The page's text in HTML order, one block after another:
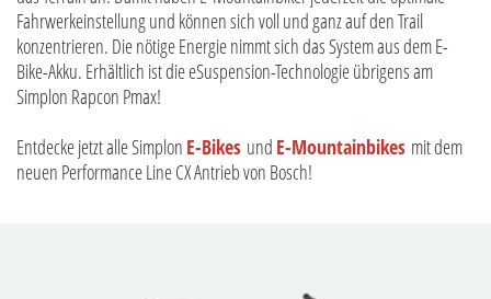
Fahrwerkeinstellung und können sich voll und ganz auf den Trail
konzentrieren. Die nötige Energie nimmt sich das System aus dem E-
Bike-Akku. Erhältlich ist die eSuspension-Technologie übrigens am
Simplon Rapcon Pmax!
Entdecke jetzt alle Simplon E-Bikes und E-Mountainbikes mit dem
neuen Performance Line CX Antrieb von Bosch!